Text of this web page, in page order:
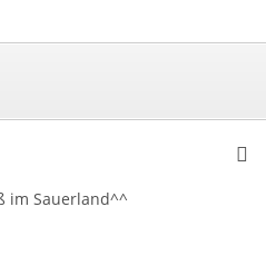
im Sauerland^^